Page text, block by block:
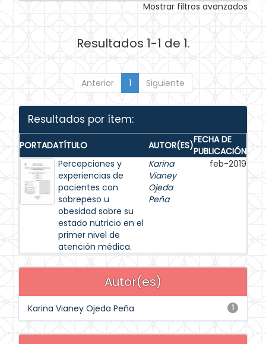
Mostrar filtros avanzados
Resultados 1-1 de 1.
Anterior 1 Siguiente
Resultados por ítem:
PORTADATÍTULO AUTOR(ES)FECHA DE
PUBLICACIÓN
Percepciones y
experiencias de
pacientes con
sobrepeso u
obesidad sobre su
estado nutricio en el
primer nivel de
atención médica.
Karina
Vianey
Ojeda
Peña
feb-2019
Autor(es)
1
Karina Vianey Ojeda Peña